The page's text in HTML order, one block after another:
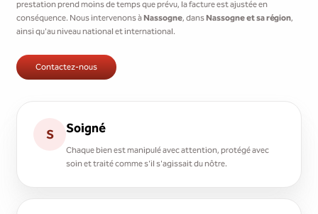
prestation prend moins de temps que prévu, la facture est ajustée en
conséquence. Nous intervenons àNassogne, dansNassogne et sa région,
ainsi qu'au niveau national et international.
Contactez-nous
S Soigné
Chaque bien est manipulé avec attention, protégé avec
soin et traité comme s'il s'agissait du nôtre.